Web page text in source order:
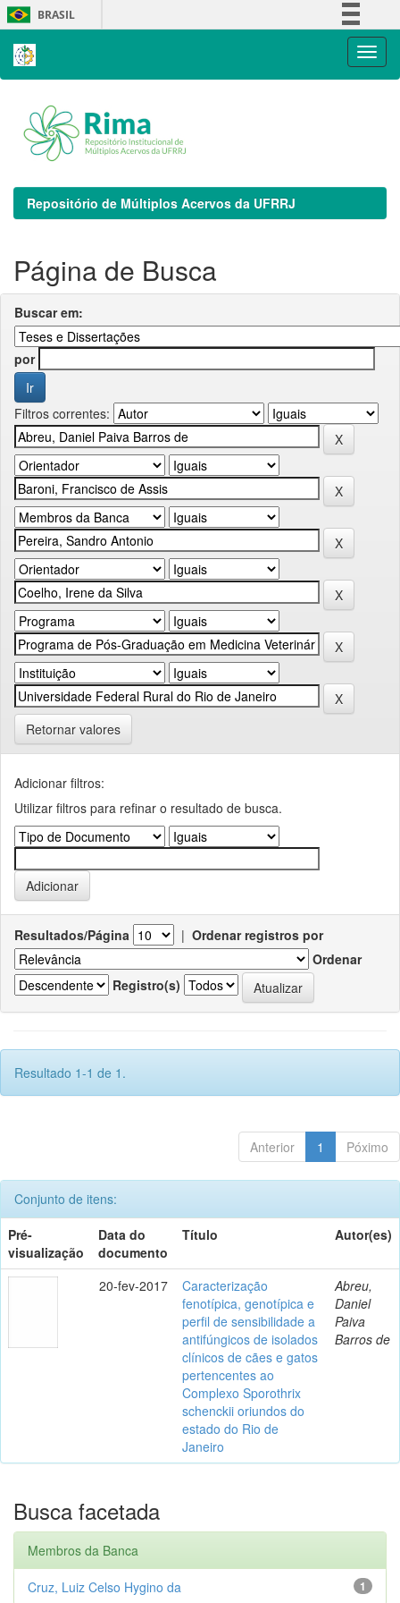
Skip
navigation
BRASIL
Repositório de Múltiplos Acervos da UFRRJ
Página de Busca
Buscar em:
por
Filtros correntes:
Retornar valores
Adicionar filtros:
Utilizar filtros para refinar o resultado de busca.
Resultados/Página | Ordenar registros por
Ordenar
Registro(s)
Resultado 1-1 de 1.
Anterior 1 Póximo
Conjunto de itens:
Pré-
visualização
Data do
documento
Título Autor(es)
20-fev-2017
Caracterização
fenotípica, genotípica e
perfil de sensibilidade a
antifúngicos de isolados
clínicos de cães e gatos
pertencentes ao
Complexo Sporothrix
schenckii oriundos do
estado do Rio de
Janeiro
Abreu,
Daniel
Paiva
Barros de
Busca facetada
Membros da Banca
1
Cruz, Luiz Celso Hygino da